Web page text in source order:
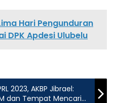
Hari Pengunduran
DPK Apdesi Ulubelu
2023, AKBP Jibrael:
dan Tempat Mencari